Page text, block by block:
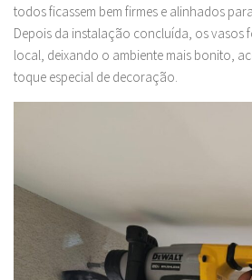
todos ficassem bem firmes e alinhados
Depois da instalação concluída, os vasos
local, deixando o ambiente mais bonito,
toque especial de decoração.